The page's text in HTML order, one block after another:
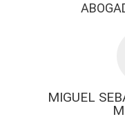
MIGUEL